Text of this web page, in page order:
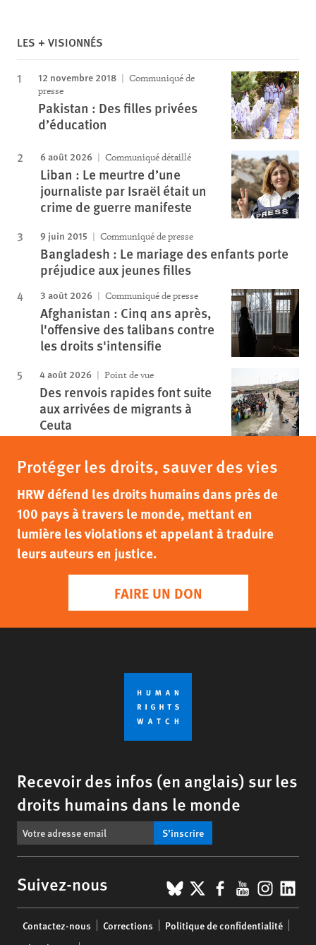
LES + VISIONNÉS
12 novembre 2018
Communiqué de
presse
Pakistan : Des filles privées
d’éducation
6 août 2026 Communiqué détaillé
Liban : Le meurtre d’une
journaliste par Israël était un
crime de guerre manifeste
9 juin 2015 Communiqué de presse
Bangladesh : Le mariage des enfants porte
préjudice aux jeunes filles
3 août 2026 Communiqué de presse
Afghanistan : Cinq ans après,
l'offensive des talibans contre
les droits s'intensifie
4 août 2026 Point de vue
Des renvois rapides font suite
aux arrivées de migrants à
Ceuta
Protéger les droits, sauver des vies
HRW défend les droits humains dans près de
100 pays à travers le monde, mettant en
lumière les violations et appelant à traduire
leurs auteurs en justice.
FAIRE UN DON
Recevoir des infos (en anglais) sur les
droits humains dans le monde
S’inscrire
Suivez-nous BlueSky
X Facebook
YouTube
menu
Contactez-nous Corrections
Politique de confidentialité